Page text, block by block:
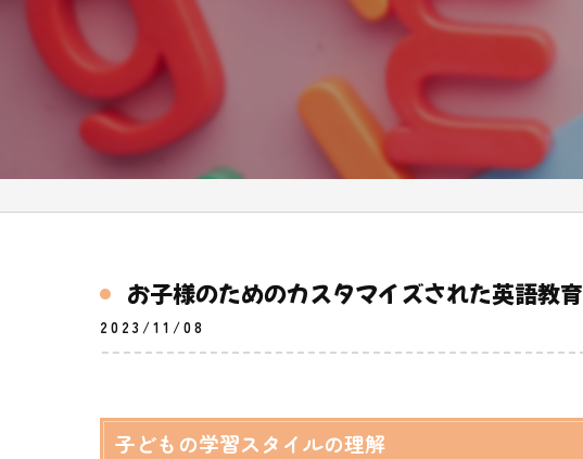
お子様のためのカスタマイズされた英語教育
2023/11/08
子どもの学習スタイルの理解